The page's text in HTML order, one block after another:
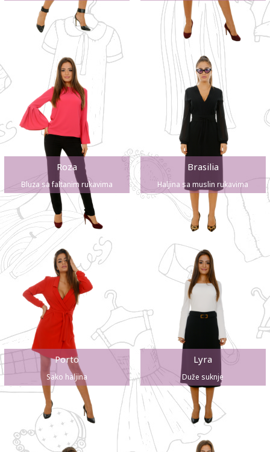
Roza
Bluza sa faltanim rukavima
Brasilia
Haljina sa muslin rukavima
Porto
Sako haljina
Lyra
Duže suknje